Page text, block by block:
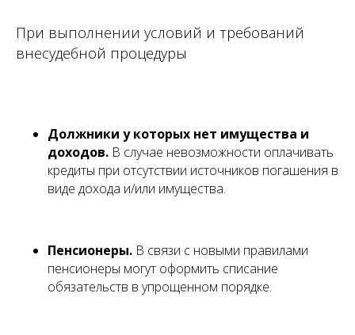
При выполнении условий и требований
внесудебной процедуры
Должники у которых нет имущества и
доходов. В случае невозможности оплачивать
кредиты при отсутствии источников погашения в
виде дохода и/или имущества.
Пенсионеры. В связи с новыми правилами
пенсионеры могут оформить списание
обязательств в упрощенном порядке.